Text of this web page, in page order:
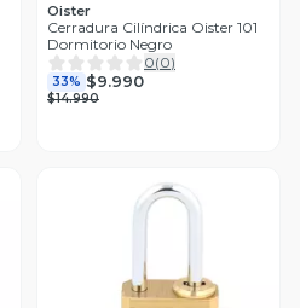
Oister
Cerradura Cilíndrica Oister 101
Dormitorio Negro
0(0)
33% $9.990
$14.990